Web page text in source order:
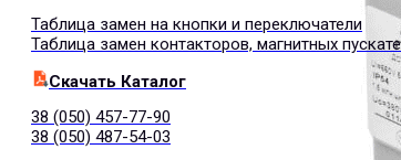
Таблица замен на кнопки и переключатели
Таблица замен контакторов, магнитных
Cкачать Каталог
38 (050) 457-77-90
38 (050) 487-54-03